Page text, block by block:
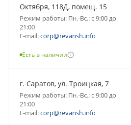
Октября, 118Д, помещ. 15
Режим работы: Пн.-Вс.: с 9:00 до
21:00
E-mail:corp@revansh.info
Есть в наличии
г. Саратов, ул. Троицкая, 7
Режим работы: Пн.-Вс.: с 9:00 до
21:00
E-mail:corp@revansh.info